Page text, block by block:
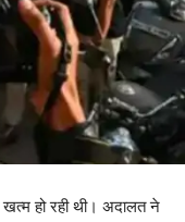
खत्म हो रही थी। अदालत ने